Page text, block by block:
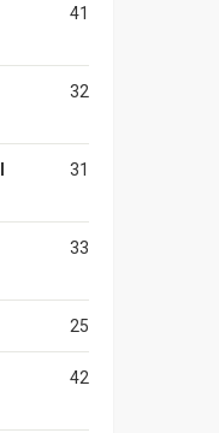
41
32
31
33
25
42